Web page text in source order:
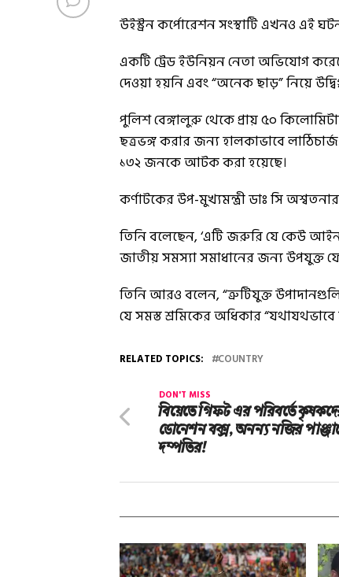
উইস্ট্রন কর্পোরেশন সংস্থাটি এখনও এই
একটি ট্রেড ইউনিয়ন নেতা অভিযোগ
দেওয়া হয়নি এবং “অনেক ছাড়” নিয়ে
পুলিশ বেঙ্গালুরু থেকে প্রায় ৫০
ছত্রভঙ্গ করার জন্য হালকাভাবে
১৩২ জনকে আটক করা হয়েছে।
কর্ণাটকের উপ-মুখ্যমন্ত্রী ডাঃ সি
তিনি বলেছেন, ‘এটি জরুরি যে কেউ
জাতীয় সমস্যা সমাধানের জন্য উপযুক্ত
তিনি আরও বলেন, “ত্রুটিযুক্ত
যে সমস্ত শ্রমিকের অধিকার
RELATED TOPICS: COUNTRY
DON'T MISS
বিয়েতে গিফট এর পরিবর্তে
ডোনেশন বক্স, অনন্য নজির
দম্পতির!